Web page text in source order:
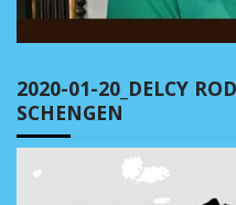
2020-01-20_DELCY
SCHENGEN